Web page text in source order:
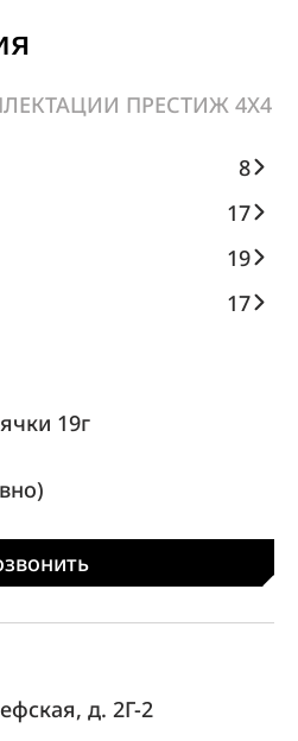
ПРЕСТИЖ 4X4
8
17
19
17
19г
д. 2Г-2